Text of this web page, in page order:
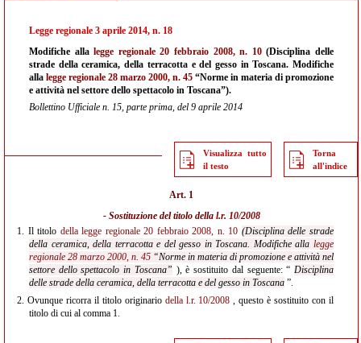
Legge regionale 3 aprile 2014, n. 18
Modifiche allalegge regionale 20 febbraio 2008, n. 10(Disciplina delle
strade della ceramica, della terracotta e del gesso in Toscana. Modifiche
alla legge regionale 28 marzo 2000, n. 45 “Norme in materia di promozione
e attività nel settore dello spettacolo in Toscana”).
Bollettino Ufficiale n. 15, parte prima, del 9 aprile 2014
Visualizza tutto
il testo
Torna
all'indice
Art. 1
- Sostituzione del titolo della l.r. 10/2008
1. Il titolo della legge regionale 20 febbraio 2008, n. 10 (Disciplina delle strade
della ceramica, della terracotta e del gesso in Toscana. Modifiche alla legge
regionale 28 marzo 2000, n. 45 “Norme in materia di promozione e attività nel
settore dello spettacolo in Toscana” ), è sostituito dal seguente: “Disciplina
delle strade della ceramica, della terracotta e del gesso in Toscana ”.
2. Ovunque ricorra il titolo originario della l.r. 10/2008 , questo è sostituito con il
titolo di cui al comma 1.